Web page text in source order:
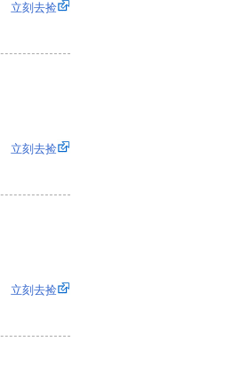
立刻去捡
立刻去捡
立刻去捡